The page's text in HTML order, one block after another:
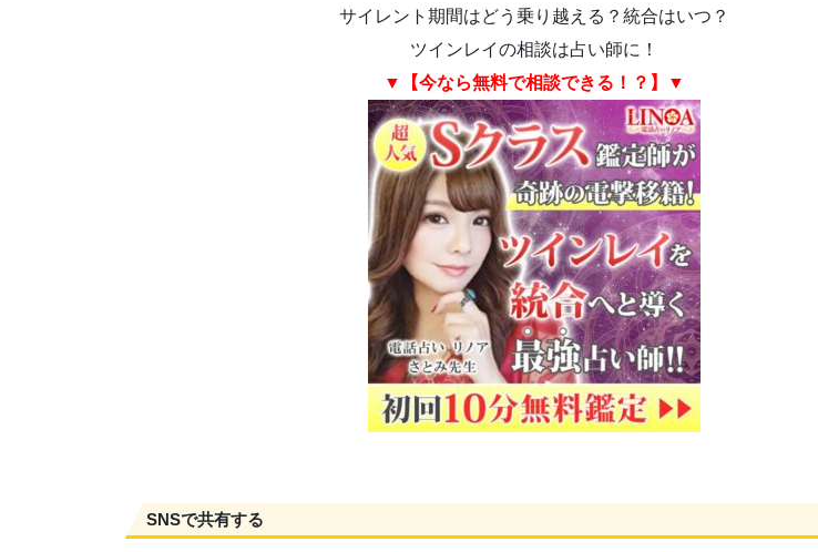
サイレント期間はどう乗り越える？統合はいつ？
ツインレイの相談は占い師に！
▼【今なら無料で相談できる！？】▼
SNSで共有する